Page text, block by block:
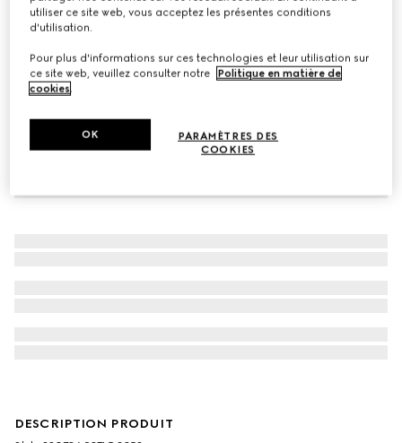
DESCRIPTION PRODUIT
utiliser ce site web, vous acceptez les présentes conditions
d'utilisation.
Pour plus d'informations sur ces technologies et leur utilisation sur
ce site web, veuillez consulter notre
Politique en matière de
cookies.
PARAMÈTRES DES
COOKIES
OK